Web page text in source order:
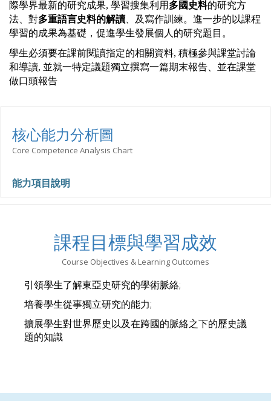
際學界最新的研究成果, 學習搜集利用 多國史料的研究方
法、對多重語言史料的解讀 、及寫作訓練。進一步的以課程
學習的成果為基礎，促進學生發展個人的研究題目。
學生必須要在課前閱讀指定的相關資料, 積極參與課堂討論
和導讀, 並就一特定議題獨立撰寫一篇期末報告、並在課堂
做口頭報告
核心能力分析圖
Core Competence Analysis Chart
能力項目說明
課程目標與學習成效
Course Objectives & Learning Outcomes
引領學生了解東亞史研究的學術脈絡;
培養學生從事獨立研究的能力;
擴展學生對世界歷史以及在跨國的脈絡之下的歷史議
題的知識